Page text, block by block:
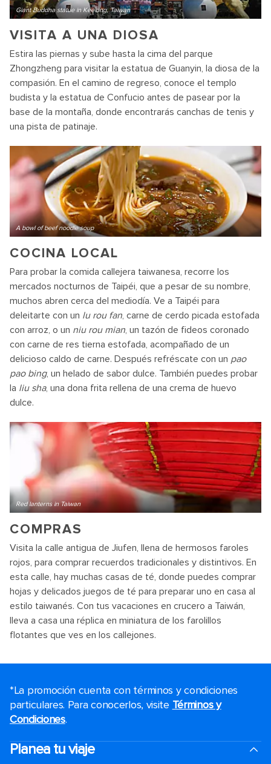
Giant Buddha statue in Keelung, Taiwan
VISITA A UNA DIOSA
Estira las piernas y sube hasta la cima del parque
Zhongzheng para visitar la estatua de Guanyin, la diosa de la
compasión. En el camino de regreso, conoce el templo
budista y la estatua de Confucio antes de pasear por la
base de la montaña, donde encontrarás canchas de tenis y
una pista de patinaje.
A bowl of beef noodle soup
COCINA LOCAL
Para probar la comida callejera taiwanesa, recorre los
mercados nocturnos de Taipéi, que a pesar de su nombre,
muchos abren cerca del mediodía. Ve a Taipéi para
deleitarte con un lu rou fan, carne de cerdo picada estofada
con arroz, o un niu rou mian, un tazón de fideos coronado
con carne de res tierna estofada, acompañado de un
delicioso caldo de carne. Después refréscate con un pao
pao bing, un helado de sabor dulce. También puedes probar
la liu sha, una dona frita rellena de una crema de huevo
dulce.
Red lanterns in Taiwan
COMPRAS
Visita la calle antigua de Jiufen, llena de hermosos faroles
rojos, para comprar recuerdos tradicionales y distintivos. En
esta calle, hay muchas casas de té, donde puedes comprar
hojas y delicados juegos de té para preparar uno en casa al
estilo taiwanés. Con tus vacaciones en crucero a Taiwán,
lleva a casa una réplica en miniatura de los farolillos
flotantes que ves en los callejones.
*La promoción cuenta con términos y condiciones
particulares. Para conocerlos, visite Términos y
Condiciones.
Planea tu viaje